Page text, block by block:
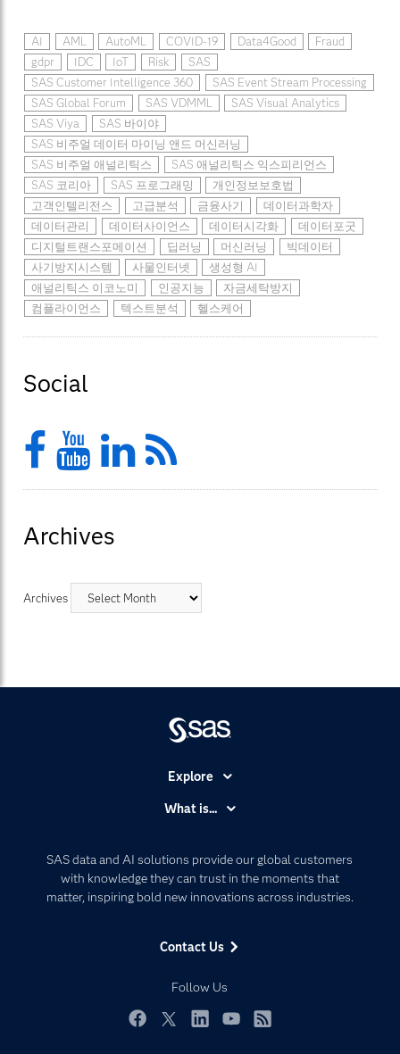
AI AML AutoML COVID-19 Data4Good
Fraud
gdpr
IDC IoT Risk
SAS
SAS Customer Intelligence 360
SAS Event Stream Processing
SAS Global Forum
SAS VDMML
SAS Visual Analytics
SAS Viya
SAS 바이야
SAS 비주얼 데이터 마이닝 앤드 머신러닝
SAS 비주얼 애널리틱스
SAS 애널리틱스 익스피리언스
SAS 코리아
SAS 프로그래밍
개인정보보호법
고객인텔리전스
고급분석 금융사기
데이터과학자
데이터관리
데이터사이언스 데이터시각화
데이터포굿
디지털트랜스포메이션
딥러닝 머신러닝
빅데이터
사기방지시스템
사물인터넷
생성형 AI
애널리틱스 이코노미
인공지능
자금세탁방지
컴플라이언스
텍스트분석 헬스케어
Social
Facebook
YouTube
LinkedIn
Feed
Archives
Archives
SAS data and AI solutions provide our global customers
with knowledge they can trust in the moments that
matter, inspiring bold new innovations across industries.
Contact Us
Follow Us
Explore
Communities
Company
Developers
Events
What is...
Artificial Intelligence
Data Management